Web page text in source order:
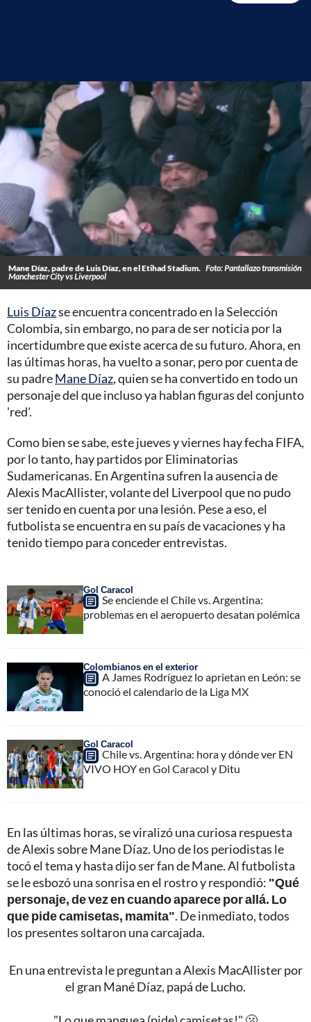
Mane Díaz, padre de Luis Díaz, en el Etihad Stadium. Foto: Pantallazo transmisión
Manchester City vs Liverpool
Luis Díazse encuentra concentrado en la Selección
Colombia, sin embargo, no para de ser noticia por la
incertidumbre que existe acerca de su futuro. Ahora, en
las últimas horas, ha vuelto a sonar, pero por cuenta de
su padreMane Díaz, quien se ha convertido en todo un
personaje del que incluso ya hablan figuras del conjunto
'red'.
Como bien se sabe, este jueves y viernes hay fecha FIFA,
por lo tanto, hay partidos por Eliminatorias
Sudamericanas. En Argentina sufren la ausencia de
Alexis MacAllister, volante del Liverpool que no pudo
ser tenido en cuenta por una lesión. Pese a eso, el
futbolista se encuentra en su país de vacaciones y ha
tenido tiempo para conceder entrevistas.
Gol Caracol
Se enciende el Chile vs. Argentina:
problemas en el aeropuerto desatan polémica
Colombianos en el exterior
A James Rodríguez lo aprietan en León: se
conoció el calendario de la Liga MX
Gol Caracol
Chile vs. Argentina: hora y dónde ver EN
VIVO HOY en Gol Caracol y Ditu
En las últimas horas, se viralizó una curiosa respuesta
de Alexis sobre Mane Díaz. Uno de los periodistas le
tocó el tema y hasta dijo ser fan de Mane. Al futbolista
se le esbozó una sonrisa en el rostro y respondió: "Qué
personaje, de vez en cuando aparece por allá. Lo
que pide camisetas, mamita". De inmediato, todos
los presentes soltaron una carcajada.
En una entrevista le preguntan a Alexis MacAllister por
el gran Mané Díaz, papá de Lucho.